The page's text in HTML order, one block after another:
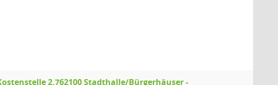
2.762100 Stadthalle/Bürgerhäuser -